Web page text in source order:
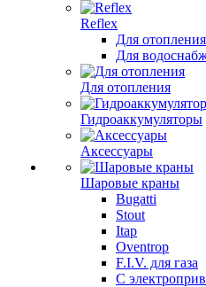
Reflex
Для отопления
Для
Для отопления
Гидроаккумуляторы
Аксессуары
Шаровые краны
Bugatti
Stout
Itap
Oventrop
F.I.V. для газа
С